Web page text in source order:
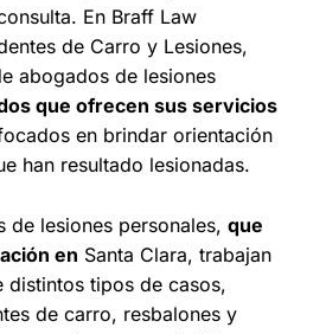
En Braff Law
de Carro y Lesiones,
abogados de lesiones
que ofrecen sus servicios
en brindar orientación
han resultado lesionadas.
de lesiones personales, que
en Santa Clara, trabajan
distintos tipos de casos,
de carro, resbalones y